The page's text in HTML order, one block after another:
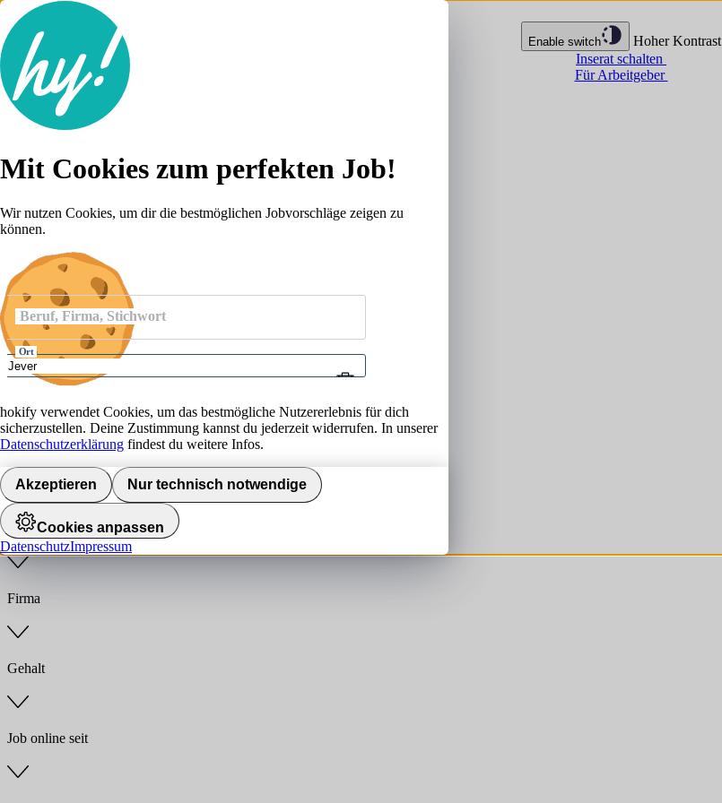
Enable switch
Hoher Kontrast
Inserat schalten
Für Arbeitgeber
Lebenslauf
Anmelden
Beruf, Firma, Stichwort
Ort
Jobs finden
Branche
Firma
Gehalt
Job online seit
Mit Cookies zum perfekten Job!
Wir nutzen Cookies, um dir die bestmöglichen Jobvorschläge zeigen zu
können.
hokify verwendet Cookies, um das bestmögliche Nutzererlebnis für dich
sicherzustellen. Deine Zustimmung kannst du jederzeit widerrufen. In unserer
Datenschutzerklärung findest du weitere Infos.
Akzeptieren Nur technisch notwendige
Cookies anpassen
DatenschutzImpressum